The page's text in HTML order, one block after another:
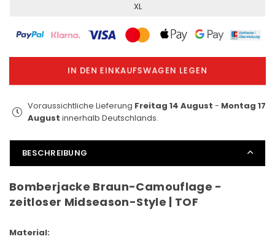
XL
IN DEN EINKAUFSWAGEN LEGEN
Voraussichtliche Lieferung Freitag 14 August - Montag 17
August innerhalb Deutschlands.
BESCHREIBUNG
Bomberjacke Braun-Camouflage -
zeitloser Midseason-Style | TOF
Material: